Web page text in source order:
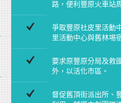
路，便利豐原火車站
爭取豐原社皮里活動
里活動中心與舊林埸
要求原豐原分局及救
外，以活化市區。
督促舊頂街派出所、